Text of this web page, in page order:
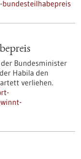
Bundesminister
Habila den
verliehen.